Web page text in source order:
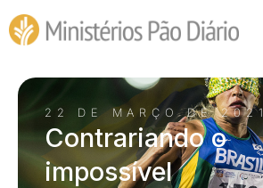
22 DE MARÇO DE 2021
Contrariando o
impossível